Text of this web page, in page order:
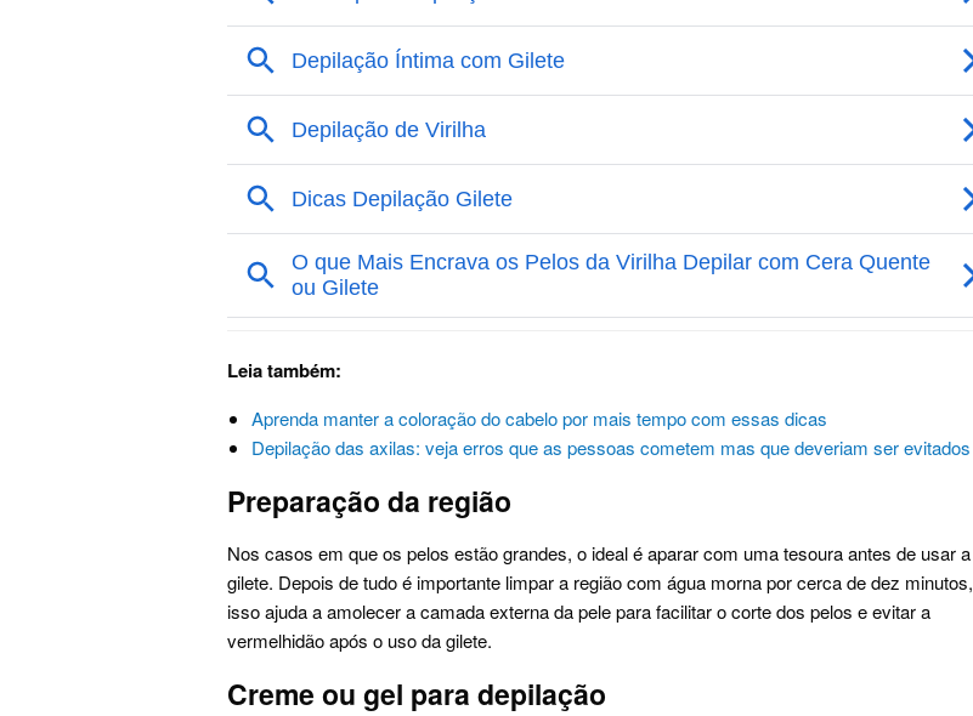
Leia também:
Aprenda manter a coloração do cabelo por mais tempo com essas dicas
Depilação das axilas: veja erros que as pessoas cometem mas que deveriam ser evitados
Preparação da região
Nos casos em que os pelos estão grandes, o ideal é aparar com uma tesoura antes de usar a
gilete. Depois de tudo é importante limpar a região com água morna por cerca de dez minutos,
isso ajuda a amolecer a camada externa da pele para facilitar o corte dos pelos e evitar a
vermelhidão após o uso da gilete.
Creme ou gel para depilação